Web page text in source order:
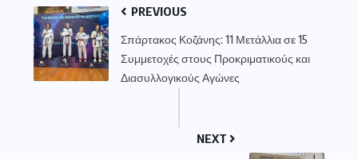
PREVIOUS
Σπάρτακος Κοζάνης: 11 Μετάλλια σε 15
Συμμετοχές στους Προκριματικούς και
Διασυλλογικούς Αγώνες
NEXT